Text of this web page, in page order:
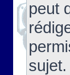
peut